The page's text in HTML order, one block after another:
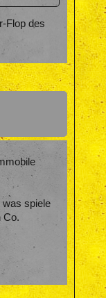
Flop des
was spiele
Co.